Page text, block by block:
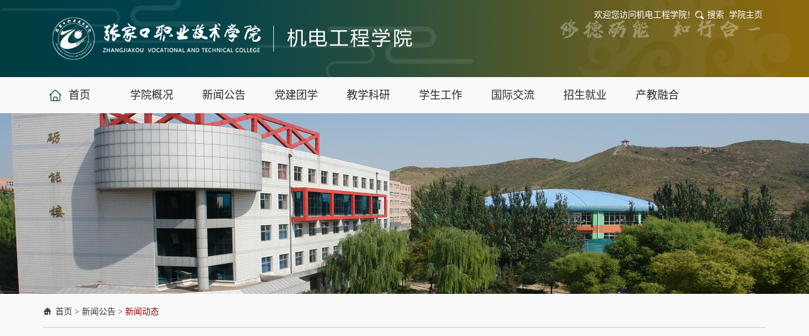
欢迎您访问机电工程学院！ 搜索 学院主页
首页 学院概况 新闻公告 党建团学 教学科研 学生工作 国际交流 招生就业 产教融合
首页 > 新闻公告 > 新闻动态